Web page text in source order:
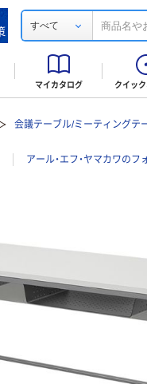
すべて
マイカタログ クイッ
会議テーブル/ミーティングテ
アール・エフ・ヤマカワの